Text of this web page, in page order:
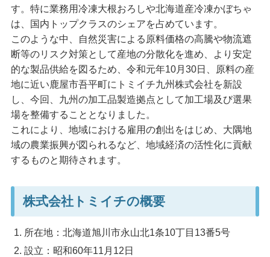
す。特に業務用冷凍大根おろしや北海道産冷凍かぼちゃ
は、国内トップクラスのシェアを占めています。
このような中、自然災害による原料価格の高騰や物流遮
断等のリスク対策として産地の分散化を進め、より安定
的な製品供給を図るため、令和元年10月30日、原料の産
地に近い鹿屋市吾平町にトミイチ九州株式会社を新設
し、今回、九州の加工品製造拠点として加工場及び選果
場を整備することとなりました。
これにより、地域における雇用の創出をはじめ、大隅地
域の農業振興が図られるなど、地域経済の活性化に貢献
するものと期待されます。
株式会社トミイチの概要
所在地：北海道旭川市永山北1条10丁目13番5号
設立：昭和60年11月12日